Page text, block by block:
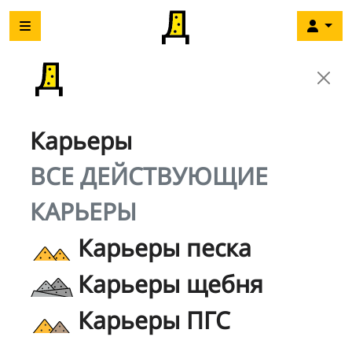
Карьеры
ВСЕ ДЕЙСТВУЮЩИЕ
КАРЬЕРЫ
Карьеры песка
Карьеры щебня
Карьеры ПГС